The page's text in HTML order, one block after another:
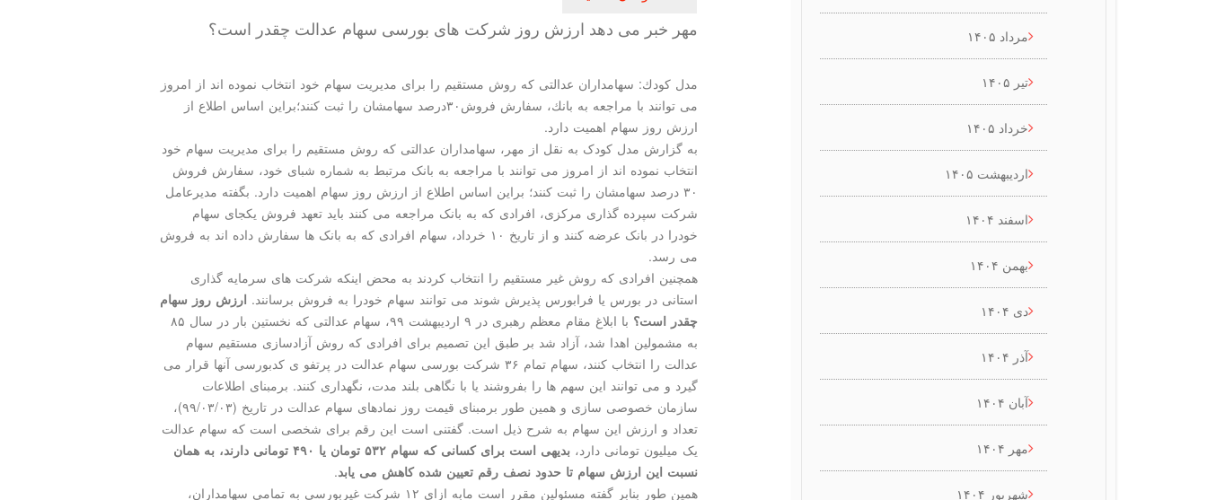
مهر خبر می دهد ارزش روز شركت های بورسی سهام عدالت چقدر است؟
مدل كودك: سهامداران عدالتی كه روش مستقیم را برای مدیریت سهام خود انتخاب نموده اند از امروز
می توانند با مراجعه به بانك، سفارش فروش۳۰درصد سهامشان را ثبت كنند؛براین اساس اطلاع از
ارزش روز سهام اهمیت دارد.
به گزارش مدل کودک به نقل از مهر، سهامداران عدالتی که روش مستقیم را برای مدیریت سهام خود
انتخاب نموده اند از امروز می توانند با مراجعه به بانک مرتبط به شماره شبای خود، سفارش فروش
۳۰ درصد سهامشان را ثبت کنند؛ براین اساس اطلاع از ارزش روز سهام اهمیت دارد. بگفته مدیرعامل
شرکت سپرده گذاری مرکزی، افرادی که به بانک مراجعه می کنند باید تعهد فروش یکجای سهام
خودرا در بانک عرضه کنند و از تاریخ ۱۰ خرداد، سهام افرادی که به بانک ها سفارش داده اند به فروش
می رسد.
همچنین افرادی که روش غیر مستقیم را انتخاب کردند به محض اینکه شرکت های سرمایه گذاری
استانی در بورس یا فرابورس پذیرش شوند می توانند سهام خودرا به فروش برسانند. ارزش روز سهام
چقدر است؟
با ابلاغ مقام معظم رهبری در ۹ اردیبهشت ۹۹، سهام عدالتی که نخستین بار در سال ۸۵
به مشمولین اهدا شد، آزاد شد بر طبق این تصمیم برای افرادی که روش آزادسازی مستقیم سهام
عدالت را انتخاب کنند، سهام تمام ۳۶ شرکت بورسی سهام عدالت در پرتفو ی کدبورسی آنها قرار می
گیرد و می توانند این سهم ها را بفروشند یا با نگاهی بلند مدت، نگهداری کنند. برمبنای اطلاعات
سازمان خصوصی سازی و همین طور برمبنای قیمت روز نمادهای سهام عدالت در تاریخ (۰۳/‏۰۳/‏۹۹)،
تعداد و ارزش این سهام به شرح ذیل است. گفتنی است این رقم برای شخصی است که سهام عدالت
یک میلیون تومانی دارد،
بدیهی است برای کسانی که سهام ۵۳۲ تومان یا ۴۹۰ تومانی دارند، به همان
نسبت این ارزش سهام تا حدود نصف رقم تعیین شده کاهش می یابد.
همین طور بنابر گفته مسئولین مقرر است مابه ازای ۱۲ شرکت غیربورسی به تمامی سهامداران،
مرداد ۱۴۰۵
تیر ۱۴۰۵
خرداد ۱۴۰۵
اردیبهشت ۱۴۰۵
اسفند ۱۴۰۴
بهمن ۱۴۰۴
دی ۱۴۰۴
آذر ۱۴۰۴
آبان ۱۴۰۴
مهر ۱۴۰۴
شهریور ۱۴۰۴